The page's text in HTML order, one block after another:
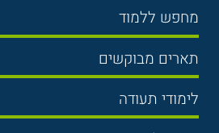
בחירת לימודים
תנאי קבלה
שכר לימוד
אוניברסיטה
מחפש ללמוד
תואר ראשון
תואר שני
הכנה לבגרות
תארים מבוקשים
משפטים
מנהל עסקים
לימודי תעודה